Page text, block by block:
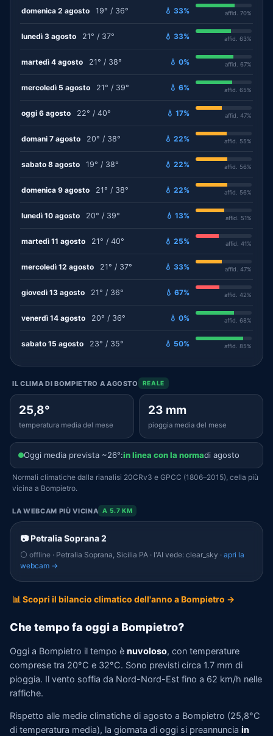
domenica 2 agosto 19° / 36° 💧 33% affid. 70%
lunedì 3 agosto 21° / 37° 💧 33% affid. 63%
martedì 4 agosto 21° / 38° 💧 0% affid. 67%
mercoledì 5 agosto 21° / 39° 💧 6% affid. 65%
oggi 6 agosto 22° / 40° 💧 17% affid. 47%
domani 7 agosto 20° / 38° 💧 22% affid. 55%
sabato 8 agosto 19° / 38° 💧 22% affid. 56%
domenica 9 agosto 21° / 38° 💧 22% affid. 56%
lunedì 10 agosto 20° / 39° 💧 13% affid. 51%
martedì 11 agosto 21° / 40° 💧 25% affid. 41%
mercoledì 12 agosto 21° / 37° 💧 33% affid. 47%
giovedì 13 agosto 21° / 36° 💧 67% affid. 42%
venerdì 14 agosto 20° / 36° 💧 0% affid. 68%
sabato 15 agosto 23° / 35° 💧 50% affid. 85%
IL CLIMA DI BOMPIETRO A AGOSTO REALE
25,8°
temperatura media del mese
23 mm
pioggia media del mese
Oggi media prevista ~26°:in linea con la normadi agosto
Normali climatiche dalla rianalisi 20CRv3 e GPCC (1806–2015), cella più
vicina a Bompietro.
LA WEBCAM PIÙ VICINA A 5.7 KM
📷 Petralia Soprana 2
⚪ offline · Petralia Soprana, Sicilia PA · l'AI vede: clear_sky · apri la
webcam →
📊 Scopri il bilancio climatico dell'anno a Bompietro →
Che tempo fa oggi a Bompietro?
Oggi a Bompietro il tempo è nuvoloso, con temperature
comprese tra 20°C e 32°C. Sono previsti circa 1.7 mm di
pioggia. Il vento soffia da Nord-Nord-Est fino a 62 km/h nelle
raffiche.
Rispetto alle medie climatiche di agosto a Bompietro (25,8°C
di temperatura media), la giornata di oggi si preannuncia in